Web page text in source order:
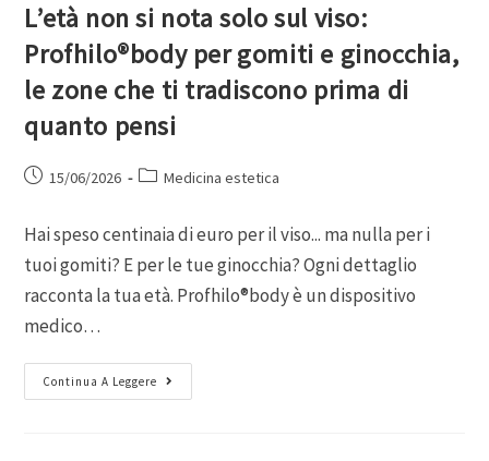
L’età non si nota solo sul viso:
Profhilo®body per gomiti e ginocchia,
le zone che ti tradiscono prima di
quanto pensi
15/06/2026 Medicina estetica
Hai speso centinaia di euro per il viso... ma nulla per i
tuoi gomiti? E per le tue ginocchia? Ogni dettaglio
racconta la tua età. Profhilo®body è un dispositivo
medico…
Continua A Leggere